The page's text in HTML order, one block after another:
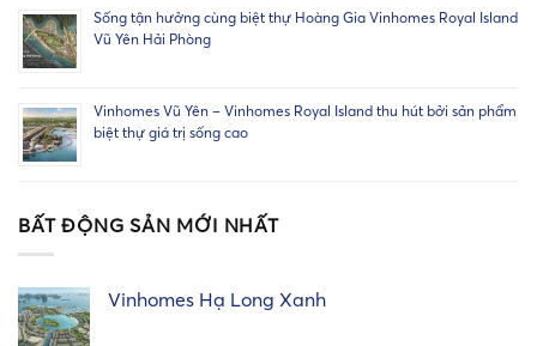
Sống tận hưởng cùng biệt thự Hoàng Gia Vinhomes Royal Island
Vũ Yên Hải Phòng
Vinhomes Vũ Yên – Vinhomes Royal Island thu hút bởi sản phẩm
biệt thự giá trị sống cao
BẤT ĐỘNG SẢN MỚI NHẤT
Vinhomes Hạ Long Xanh